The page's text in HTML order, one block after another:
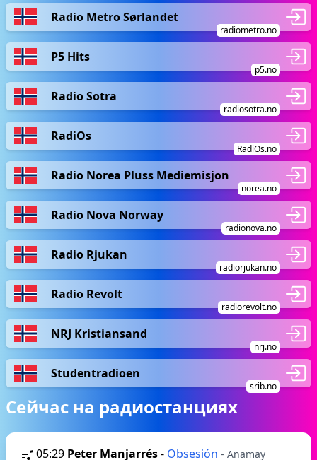
Radio Metro Sørlandet
radiometro.no
P5 Hits
p5.no
Radio Sotra
radiosotra.no
RadiOs
RadiOs.no
Radio Norea Pluss Mediemisjon
norea.no
Radio Nova Norway
radionova.no
Radio Rjukan
radiorjukan.no
Radio Revolt
radiorevolt.no
NRJ Kristiansand
nrj.no
Studentradioen
srib.no
Сейчас на радиостанциях
05:29 Peter Manjarrés- Obsesión - Anamay